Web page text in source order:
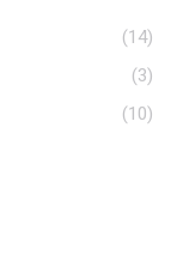
(14)
(3)
(10)